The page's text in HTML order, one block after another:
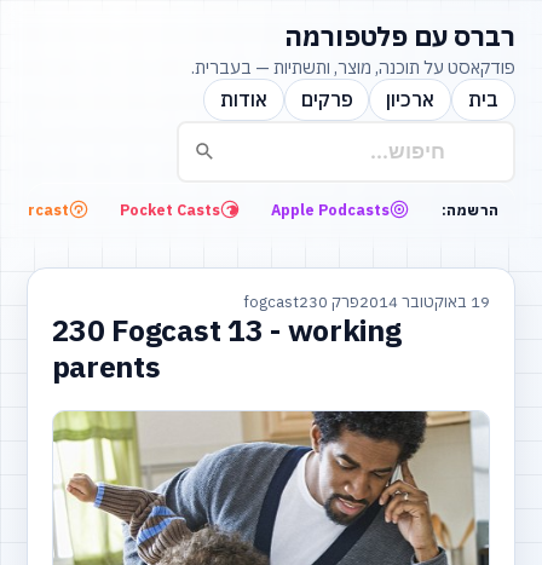
רברס עם פלטפורמה
פודקאסט על תוכנה, מוצר, ותשתיות — בעברית.
בית ארכיון פרקים אודות
הרשמה: Apple Podcasts
Pocket Casts
19 באוקטובר 2014 פרק 230 fogcast
230 Fogcast 13 - working
parents